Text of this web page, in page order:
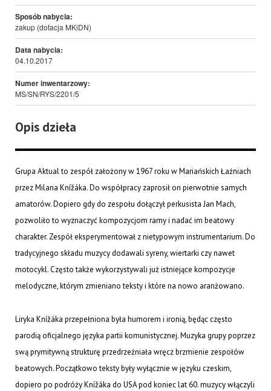
Sposób nabycia:
zakup (dotacja MKiDN)
Data nabycia:
04.10.2017
Numer inwentarzowy:
MS/SN/RYS/2201/5
Opis dzieła
Grupa Aktual to zespół założony w 1967 roku w Mariańskich Łaźniach
przez Milana Knížáka. Do współpracy zaprosił on pierwotnie samych
amatorów. Dopiero gdy do zespołu dołączył perkusista Jan Mach,
pozwoliło to wyznaczyć kompozycjom ramy i nadać im beatowy
charakter. Zespół eksperymentował z nietypowym instrumentarium. Do
tradycyjnego składu muzycy dodawali syreny, wiertarki czy nawet
motocykl. Często także wykorzystywali już istniejące kompozycje
melodyczne, którym zmieniano teksty i które na nowo aranżowano.
Liryka Knížáka przepełniona była humorem i ironią, będąc często
parodią oficjalnego języka partii komunistycznej. Muzyka grupy poprzez
swą prymitywną strukturę przedrzeźniała wręcz brzmienie zespołów
beatowych. Początkowo teksty były wyłącznie w języku czeskim,
dopiero po podróży Knížáka do USA pod koniec lat 60. muzycy włączyli